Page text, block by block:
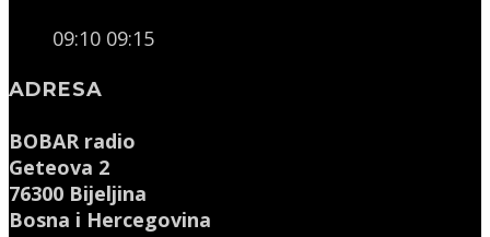
09:10 09:15
ADRESA
BOBAR radio
Geteova 2
76300 Bijeljina
Bosna i Hercegovina